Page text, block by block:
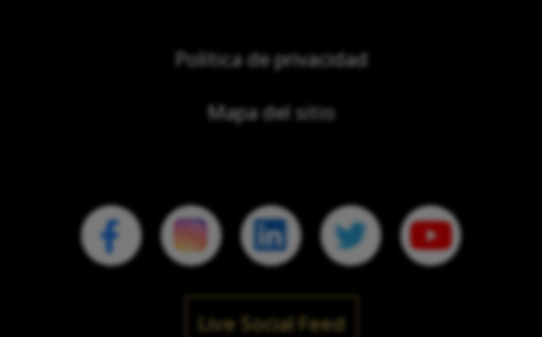
Política de privacidad
Mapa del sitio
Live Social Feed